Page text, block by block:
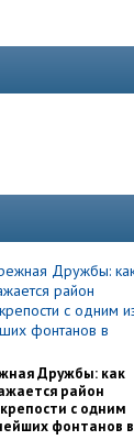
Дружбы: как
район
с одним
фонтанов в